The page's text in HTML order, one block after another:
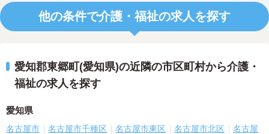
他の条件で介護・福祉の求人を探す
愛知郡東郷町(愛知県)の近隣の市区町村から介護・
福祉の求人を探す
愛知県
名古屋市 名古屋市千種区 名古屋市東区 名古屋市北区
名古屋